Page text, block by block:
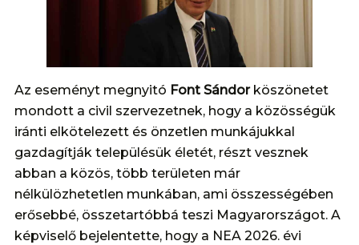
Az eseményt megnyitó Font Sándorköszönetet
mondott a civil szervezetnek, hogy a közösségük
iránti elkötelezett és önzetlen munkájukkal
gazdagítják településük életét, részt vesznek
abban a közös, több területen már
nélkülözhetetlen munkában, ami összességében
erősebbé, összetartóbbá teszi Magyarországot. A
képviselő bejelentette, hogy a NEA 2026. évi